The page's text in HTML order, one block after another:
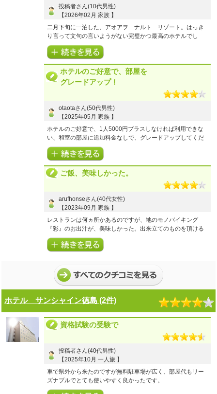
【Ｅクーポン】四国への旅 ホテルルートイン徳島空港ー松茂
スマートインター
15,000円～20,000円
投稿者さん(10代男性)
【2026年02月 家族 】
二月下旬に一泊した、アオアヲ ナルト リゾート。はっき
り言って文句の言いようがない完璧かつ最高のホテルでし
た。下民の私が最初に驚いたのは、ホテルエントランスで駐
車場を訪ねた際、ホテルマンが率先して荷物を下ろしてくれ
たことです。今まで格安ホテルのみ宿泊してきた私は初めて
の経験でした。駐車場も丁寧に教えてくださりホテルの教育
の良さが伺えました。部屋に向かうと先にホテルの方が荷物
を持って待っていました。一階上の部屋とはいえ助かりま
す。二階からでも充分満足のいく景色です。朝晩ともに雰囲
気の違う鳴門海峡を望めます。温泉も大変良かったです。20
時頃に入浴をしましたが、貸切でした。柑橘類が浮かんでい
のですが、強いて言うなら水風呂が欲しいと思いました。(サ
ウナの隣にスタンド型のシャワーがあるので必要なのかと言
われれば不要かもしれません)
アメニティーも充実しており何一つ不自由なことはありませ
んでした。朝は和食のバイキングをいただきました。四国な
らではの魚類から野菜、肉料理、うどんなど全て食べきれな
プラン内容3点 接客・サービス
施設・設備5 点 食事4点
【ご利用商品】
【Ｅクーポン】四国への旅／２０２５年下期 アオアヲ ナル
25,000円～30,000円
ホテルのご好意で、部屋を
グレードアップ！
otaotaさん(50代男性)
【2025年05月 家族 】
ホテルのご好意で、1人5000円プラスしなければ利用できな
い、和室の部屋に追加料金なしで、グレードアップしてくだ
さいました。GWで旅行代金が高いなと思っていたところ、こ
の部屋ならこの代金でもと納得できました。和室2部屋➕洋室
1部屋で、快適にすごせました！
お風呂は2つありましたが、どちらも狭いかなっという印象で
食事は、2食ともバイキングを利用しましたが、品数もあり良
かったです。
夕食は、宿泊とは別予約で4つのお店からチョイスでしたが、
GWでどこも予約でほぼ満席。夕食付きのプランでも食べれな
い事があるのかと、少し不安になりました。
ました。
プラン内容 4 点 接客・サービス5点
お風呂(温泉)3点 客室・アメニティ5点
施設・設備4点 食事4
【ご利用商品】
【Ｅクーポン】四国への旅／２０２５年上期 アオアヲ ナル
ト リゾート
30,000円～50,000円
ご飯、美味しかった。
arufhonseさん(40代女性)
【2023年09月 家族 】
レストランは何ヵ所かあるのですが、地のモノバイキング
『彩』のお出汁が、美味しかった。出来立てのものを頂ける
のも良かったです。大好きなワカメをサラダやしゃぶしゃぶ
などでも頂けて、魚介類もお肉も野菜も、美味しくて胃袋つ
むので、待ち時間有効利用出来ますし。
お風呂(温泉)4点 客室・アメニティ 4点
【ご利用商品】
パーソナリップ四国 アオアヲ ナルト リゾート
12,500円～15,000円
ホテル サンシャイン徳島 (2件)
資格試験の受験で
投稿者さん(40代男性)
【2025年10月 一人旅 】
車で県外から来たのですが無料駐車場が広く、部屋代もリー
ズナブルでとても使いやすく良かったです。